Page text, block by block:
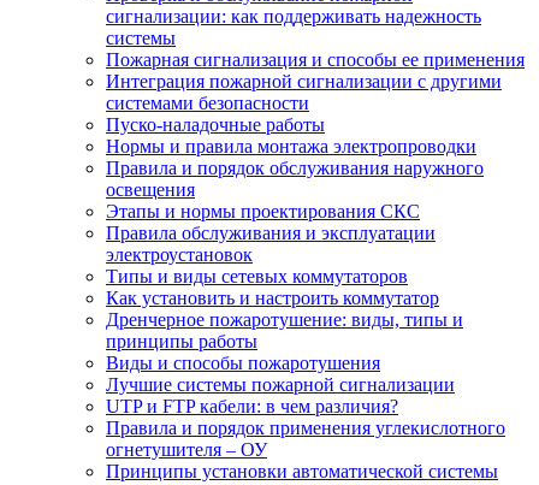
сигнализации: как поддерживать надежность
системы
Пожарная сигнализация и способы ее применения
Интеграция пожарной сигнализации с другими
системами безопасности
Пуско-наладочные работы
Нормы и правила монтажа электропроводки
Правила и порядок обслуживания наружного
освещения
Этапы и нормы проектирования СКС
Правила обслуживания и эксплуатации
электроустановок
Типы и виды сетевых коммутаторов
Как установить и настроить коммутатор
Дренчерное пожаротушение: виды, типы и
принципы работы
Виды и способы пожаротушения
Лучшие системы пожарной сигнализации
UTP и FTP кабели: в чем различия?
Правила и порядок применения углекислотного
огнетушителя – ОУ
Принципы установки автоматической системы